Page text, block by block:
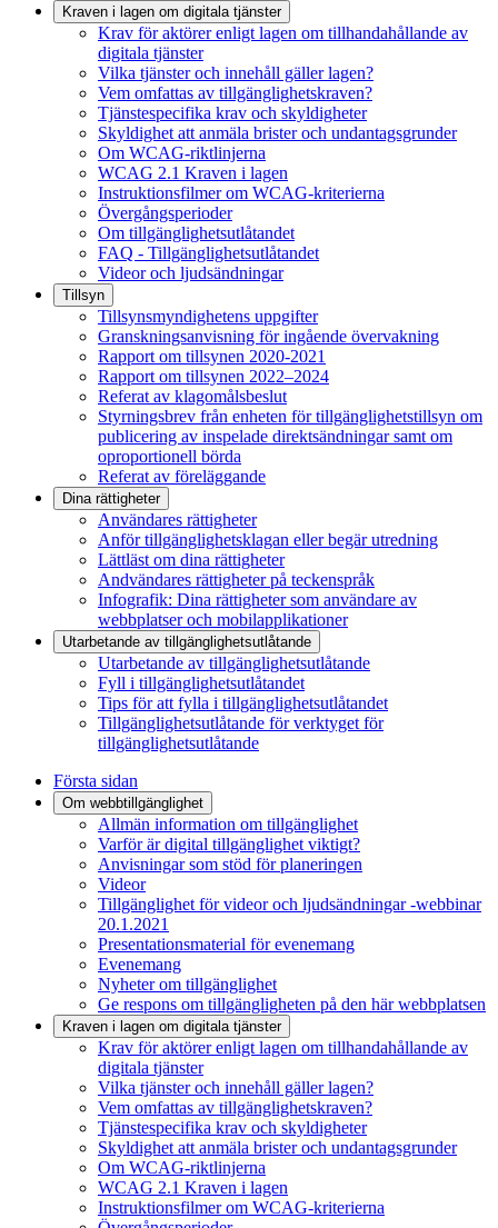
Kraven i lagen om digitala tjänster
Krav för aktörer enligt lagen om tillhandahållande av
digitala tjänster
Vilka tjänster och innehåll gäller lagen?
Vem omfattas av tillgänglighetskraven?
Tjänstespecifika krav och skyldigheter
Skyldighet att anmäla brister och undantagsgrunder
Om WCAG-riktlinjerna
WCAG 2.1 Kraven i lagen
Instruktionsfilmer om WCAG-kriterierna
Övergångsperioder
Om tillgänglighetsutlåtandet
FAQ - Tillgänglighetsutlåtandet
Videor och ljudsändningar
Tillsyn
Tillsynsmyndighetens uppgifter
Granskningsanvisning för ingående övervakning
Rapport om tillsynen 2020-2021
Rapport om tillsynen 2022–2024
Referat av klagomålsbeslut
Styrningsbrev från enheten för tillgänglighetstillsyn om
publicering av inspelade direktsändningar samt om
oproportionell börda
Referat av föreläggande
Dina rättigheter
Användares rättigheter
Anför tillgänglighetsklagan eller begär utredning
Lättläst om dina rättigheter
Andvändares rättigheter på teckenspråk
Infografik: Dina rättigheter som användare av
webbplatser och mobilapplikationer
Utarbetande av tillgänglighets­utlåtande
Utarbetande av tillgänglighetsutlåtande
Fyll i tillgänglighetsutlåtandet
Tips för att fylla i tillgänglighetsutlåtandet
Tillgänglighetsutlåtande för verktyget för
tillgänglighetsutlåtande
Första sidan
Om webbtillgänglighet
Allmän information om tillgänglighet
Varför är digital tillgänglighet viktigt?
Anvisningar som stöd för planeringen
Videor
Tillgänglighet för videor och ljudsändningar -webbinar
20.1.2021
Presentationsmaterial för evenemang
Evenemang
Nyheter om tillgänglighet
Ge respons om tillgängligheten på den här webbplatsen
Kraven i lagen om digitala tjänster
Krav för aktörer enligt lagen om tillhandahållande av
digitala tjänster
Vilka tjänster och innehåll gäller lagen?
Vem omfattas av tillgänglighetskraven?
Tjänstespecifika krav och skyldigheter
Skyldighet att anmäla brister och undantagsgrunder
Om WCAG-riktlinjerna
WCAG 2.1 Kraven i lagen
Instruktionsfilmer om WCAG-kriterierna